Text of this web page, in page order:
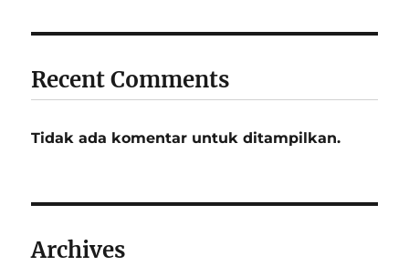
Recent Comments
Tidak ada komentar untuk ditampilkan.
Archives